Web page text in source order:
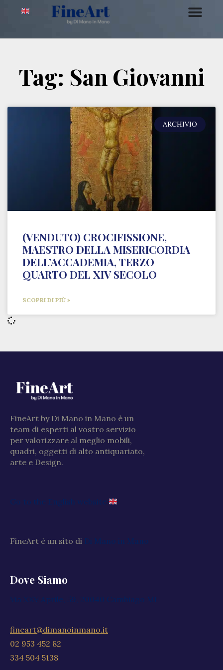
Tag: San Giovanni
ARCHIVIO
(VENDUTO) CROCIFISSIONE,
MAESTRO DELLA MISERICORDIA
DELL’ACCADEMIA, TERZO
QUARTO DEL XIV SECOLO
SCOPRI DI PIÙ »
FineArt by Di Mano in Mano è un
team di esperti al vostro servizio
per valorizzare al meglio mobili,
quadri, oggetti di alto antiquariato,
arte e Design.
Go to the English website
FineArt è un sito di Di Mano in Mano
Dove Siamo
Via XXV Aprile, 59, 20040 Cambiago MI
fineart@dimanoinmano.it
02 953 452 82
334 504 5138